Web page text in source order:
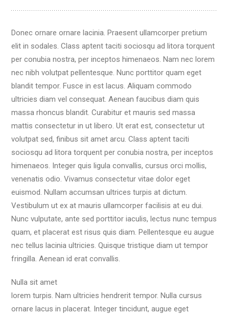
Donec ornare ornare lacinia. Praesent ullamcorper pretium
elit in sodales. Class aptent taciti sociosqu ad litora torquent
per conubia nostra, per inceptos himenaeos. Nam nec lorem
nec nibh volutpat pellentesque. Nunc porttitor quam eget
blandit tempor. Fusce in est lacus. Aliquam commodo
ultricies diam vel consequat. Aenean faucibus diam quis
massa rhoncus blandit. Curabitur et mauris sed massa
mattis consectetur in ut libero. Ut erat est, consectetur ut
volutpat sed, finibus sit amet arcu. Class aptent taciti
sociosqu ad litora torquent per conubia nostra, per inceptos
himenaeos. Integer quis ligula convallis, cursus orci mollis,
venenatis odio. Vivamus consectetur vitae dolor eget
euismod. Nullam accumsan ultrices turpis at dictum.
Vestibulum ut ex at mauris ullamcorper facilisis at eu dui.
Nunc vulputate, ante sed porttitor iaculis, lectus nunc tempus
quam, et placerat est risus quis diam. Pellentesque eu augue
nec tellus lacinia ultricies. Quisque tristique diam ut tempor
fringilla. Aenean id erat convallis.
Nulla sit amet
lorem turpis. Nam ultricies hendrerit tempor. Nulla cursus
ornare lacus in placerat. Integer tincidunt, augue eget